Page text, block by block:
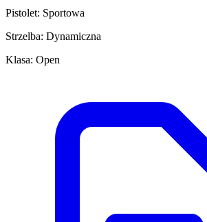
Pistolet: Sportowa
Strzelba: Dynamiczna
Klasa: Open